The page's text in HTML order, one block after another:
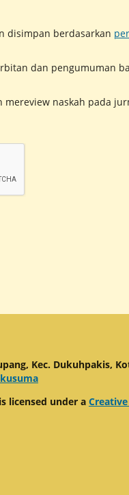
disimpan berdasarkan
dan pengumuman
mereview naskah pada
Kec. Dukuhpakis,
licensed under a